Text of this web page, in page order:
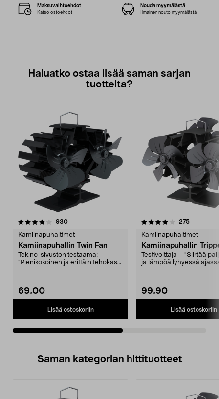
Maksuvaihtoehdot
Katso ostoehdot
Nouda myymälästä
Ilmainen nouto myymälästä
Haluatko ostaa lisää saman sarjan
tuotteita?
930arvostelut
Kamiinapuhaltimet
Kamiinapuhallin Twin Fan
Tek.no-sivuston testaama:
"Pienikokoinen ja erittäin tehokas
69,00
Lisää ostoskoriin
4.0viidestä
275arvostelut
Kamiinapuhaltimet
Kamiinapuhallin
Testivoittaja – "Siirtää
ja lämpöä lyhyessä
99,90
Lisää ostoskoriin
4.0viidestä
Saman kategorian hittituotteet